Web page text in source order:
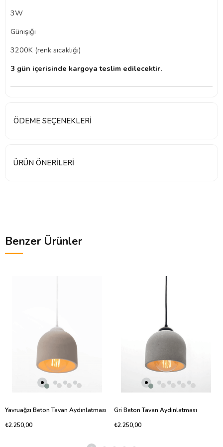
3W
Günışığı
3200K (renk sıcaklığı)
3 gün içerisinde kargoya teslim edilecektir.
ÖDEME SEÇENEKLERI
ÜRÜN ÖNERILERI
Benzer Ürünler
Yavruağzı Beton Tavan Aydınlatması
₺2.250,00
Gri Beton Tavan Aydınlatması
₺2.250,00